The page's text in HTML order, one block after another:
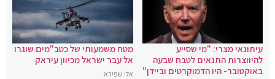
עיתונאי מצרי: "מי שסייע
להיווצרות התנאים לטבח שבעה
באוקטובר- היו הדמוקרטים וביידן"
מטח משמעותי של כטב"מים שוגרו
אל עבר ישראל מכיוון עיראק
אלי שפירא